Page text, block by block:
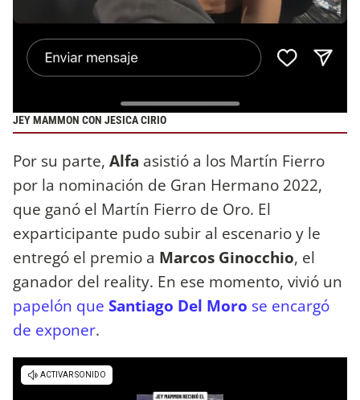
JEY MAMMON CON JESICA CIRIO
Por su parte, Alfa asistió a los Martín Fierro
por la nominación de Gran Hermano 2022,
que ganó el Martín Fierro de Oro. El
exparticipante pudo subir al escenario y le
entregó el premio a Marcos Ginocchio, el
ganador del reality. En ese momento, vivió un
papelón que Santiago Del Moro se encargó
de exponer.